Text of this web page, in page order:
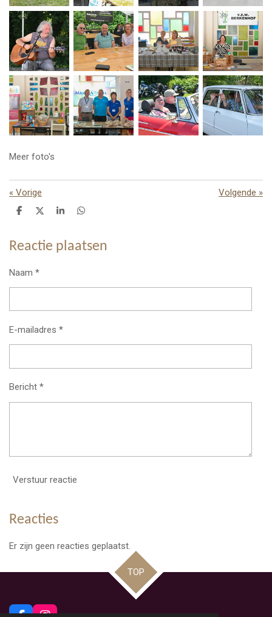
Meer foto's
« Vorige Volgende »
D
e
n
D
l
S
r
e
D
e
n
Reactie plaatsen
Naam *
E-mailadres *
Bericht *
Verstuur reactie
Reacties
Er zijn geen reacties geplaatst.
TOP